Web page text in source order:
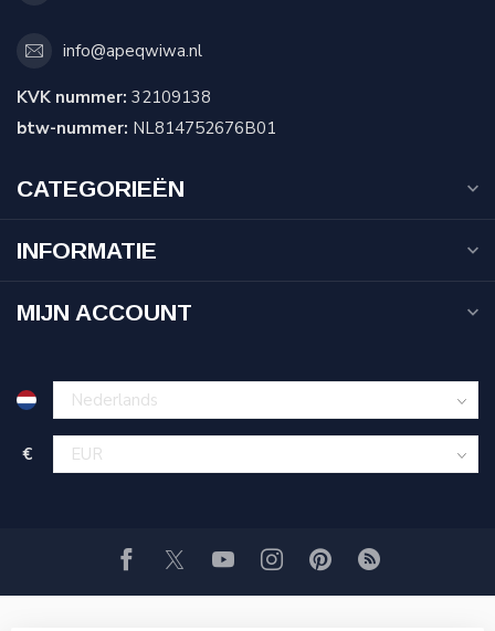
info@apeqwiwa.nl
KVK nummer: 32109138
btw-nummer: NL814752676B01
CATEGORIEËN
INFORMATIE
MIJN ACCOUNT
€